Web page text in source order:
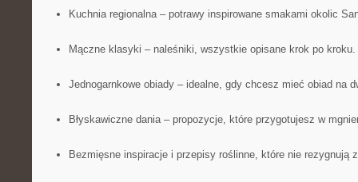
Kuchnia regionalna – potrawy inspirowane smakami okolic
Mączne klasyki – naleśniki, wszystkie opisane krok po kroku.
Jednogarnkowe obiady – idealne, gdy chcesz mieć obiad na
Błyskawiczne dania – propozycje, które przygotujesz w
Bezmięsne inspiracje i przepisy roślinne, które nie rezygnują